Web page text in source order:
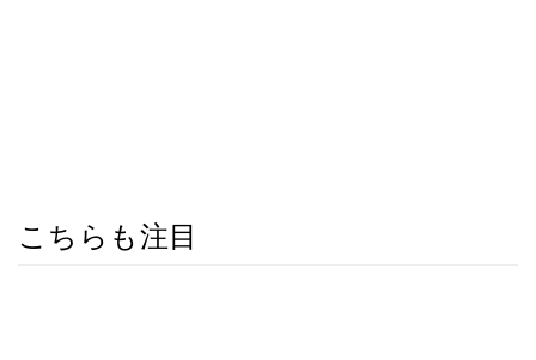
こちらも注目